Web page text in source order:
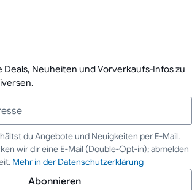
Deals, Neuheiten und Vorverkaufs-Infos zu
du Angebote und Neuigkeiten per E-Mail.
wir dir eine E-Mail (Double-Opt-in); abmelden
Mehr in der Datenschutzerklärung
Abonnieren